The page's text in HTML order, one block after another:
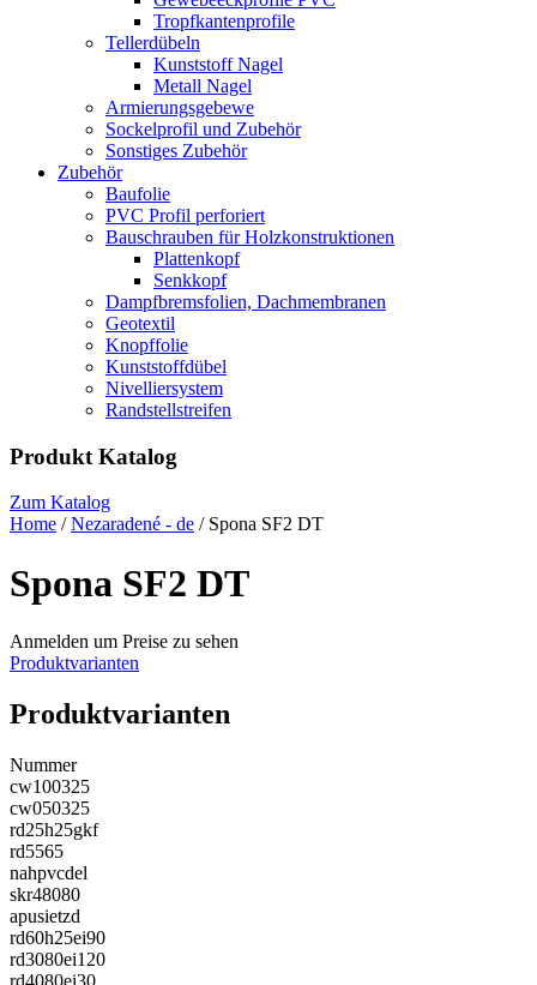
Tropfkantenprofile
Tellerdübeln
Kunststoff Nagel
Metall Nagel
Armierungsgebewe
Sockelprofil und Zubehör
Sonstiges Zubehör
Zubehör
Baufolie
PVC Profil perforiert
Bauschrauben für Holzkonstruktionen
Plattenkopf
Senkkopf
Dampfbremsfolien, Dachmembranen
Geotextil
Knopffolie
Kunststoffdübel
Nivelliersystem
Randstellstreifen
Produkt Katalog
Zum Katalog
Home /Nezaradené - de / Spona SF2 DT
Spona SF2 DT
Anmelden um Preise zu sehen
Produktvarianten
Produktvarianten
Nummer
cw100325
cw050325
rd25h25gkf
rd5565
nahpvcdel
skr48080
apusietzd
rd60h25ei90
rd3080ei120